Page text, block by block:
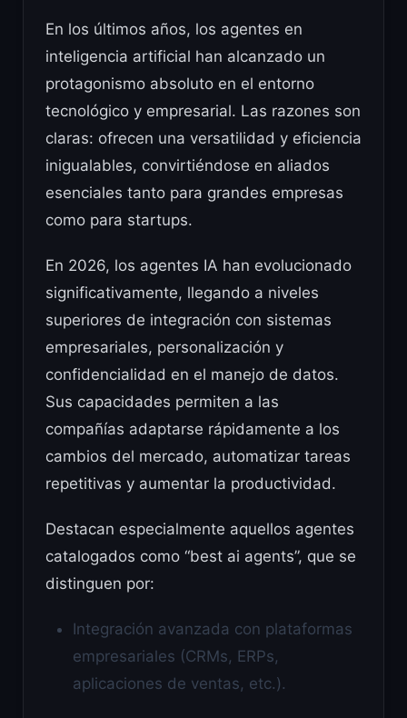
En los últimos años, los agentes en
inteligencia artificial han alcanzado un
protagonismo absoluto en el entorno
tecnológico y empresarial. Las razones son
claras: ofrecen una versatilidad y eficiencia
inigualables, convirtiéndose en aliados
esenciales tanto para grandes empresas
como para startups.
En 2026, los agentes IA han evolucionado
significativamente, llegando a niveles
superiores de integración con sistemas
empresariales, personalización y
confidencialidad en el manejo de datos.
Sus capacidades permiten a las
compañías adaptarse rápidamente a los
cambios del mercado, automatizar tareas
repetitivas y aumentar la productividad.
Destacan especialmente aquellos agentes
catalogados como “best ai agents”, que se
distinguen por:
Integración avanzada con plataformas
empresariales (CRMs, ERPs,
aplicaciones de ventas, etc.).